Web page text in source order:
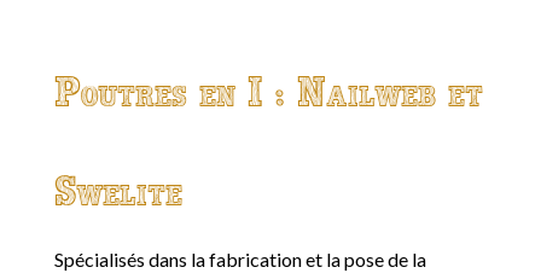
Poutres en I : Nailweb et
Swelite
Spécialisés dans la fabrication et la pose de la